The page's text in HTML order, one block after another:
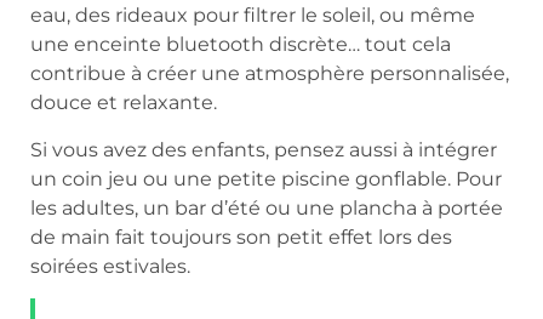
eau, des rideaux pour filtrer le soleil, ou même
une enceinte bluetooth discrète… tout cela
contribue à créer une atmosphère personnalisée,
douce et relaxante.
Si vous avez des enfants, pensez aussi à intégrer
un coin jeu ou une petite piscine gonflable. Pour
les adultes, un bar d’été ou une plancha à portée
de main fait toujours son petit effet lors des
soirées estivales.